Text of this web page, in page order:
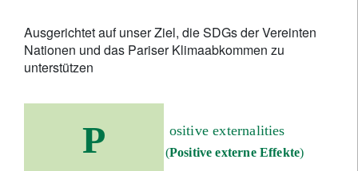
Ausgerichtet auf unser Ziel, die SDGs der Vereinten
Nationen und das Pariser Klimaabkommen zu
unterstützen
P ositive externalities
(Positive externe Effekte)